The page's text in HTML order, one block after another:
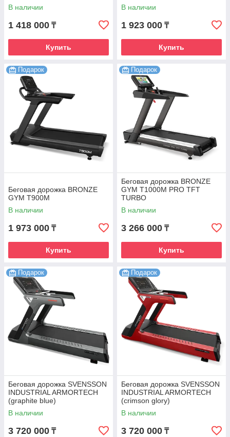
В наличии
1 418 000 ₸
Купить
В наличии
1 923 000 ₸
Купить
Подарок
Беговая дорожка BRONZE
GYM T900M
В наличии
1 973 000 ₸
Купить
Подарок
Беговая дорожка BRONZE
GYM T1000M PRO TFT
TURBO
В наличии
3 266 000 ₸
Купить
Подарок
Беговая дорожка SVENSSON
INDUSTRIAL ARMORTECH
(graphite blue)
В наличии
3 720 000 ₸
Подарок
Беговая дорожка SVENSSON
INDUSTRIAL ARMORTECH
(crimson glory)
В наличии
3 720 000 ₸